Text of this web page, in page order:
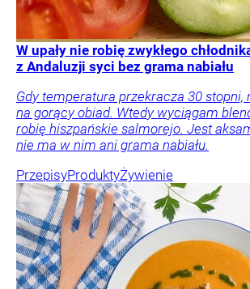
W upały nie robię zwykłego
z Andaluzji syci bez grama nabiału
Gdy temperatura przekracza 30
na gorący obiad. Wtedy wyciągam
robię hiszpańskie salmorejo. Jest
nie ma w nim ani grama nabiału.
PrzepisyProduktyŻywienie